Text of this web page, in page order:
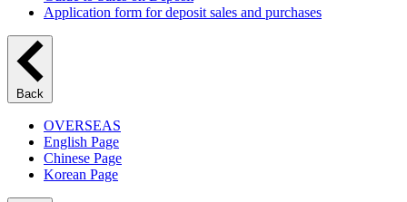
Application form for deposit sales and purchases
Back
OVERSEAS
English Page
Chinese Page
Korean Page